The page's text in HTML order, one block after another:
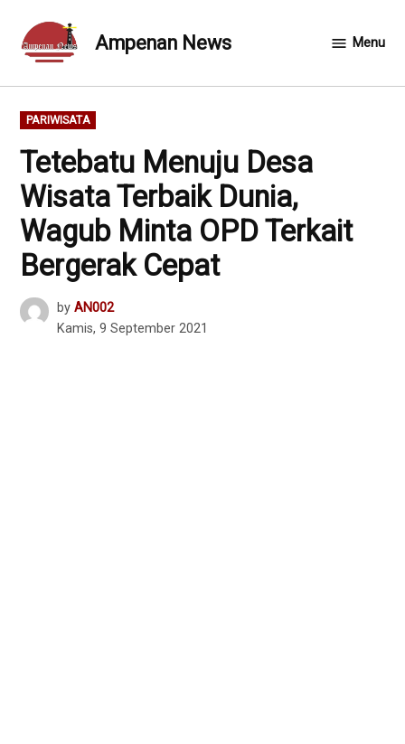
content
Ampenan News Menu
POSTED
IN
PARIWISATA
Tetebatu Menuju Desa
Wisata Terbaik Dunia,
Wagub Minta OPD Terkait
Bergerak Cepat
by AN002
Kamis, 9 September 2021